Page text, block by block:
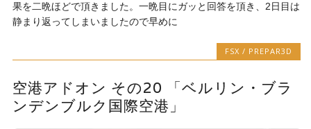
果を二晩ほどで頂きました。一晩目にガッと回答を頂き、2日目は
静まり返ってしまいましたので早めに
FSX / PREPAR3D
空港アドオン その20 「ベルリン・ブラ
ンデンブルク国際空港」